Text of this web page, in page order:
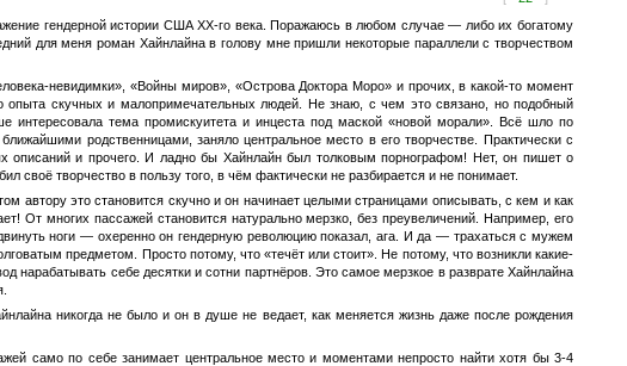
гендерной истории США XX-го века. Поражаюсь в любом случае — либо их богатому
для меня роман Хайнлайна в голову мне пришли некоторые параллели с творчеством
невидимки», «Войны миров», «Острова Доктора Моро» и прочих, в какой-то момент
опыта скучных и малопримечательных людей. Не знаю, с чем это связано, но подобный
тема промискуитета и инцеста под маской «новой морали». Всё шло по
родственницами, заняло центральное место в его творчестве. Практически с
описаний и прочего. И ладно бы Хайнлайн был толковым порнографом! Нет, он пишет о
своё творчество в пользу того, в чём фактически не разбирается и не понимает.
автору это становится скучно и он начинает целыми страницами описывать, с кем и как
От многих пассажей становится натурально мерзко, без преувеличений. Например, его
ноги — охеренно он гендерную революцию показал, ага. И да — трахаться с мужем
предметом. Просто потому, что «течёт или стоит». Не потому, что возникли какие-
себе десятки и сотни партнёров. Это самое мерзкое в разврате Хайнлайна
никогда не было и он в душе не ведает, как меняется жизнь даже после рождения
само по себе занимает центральное место и моментами непросто найти хотя бы 3-4